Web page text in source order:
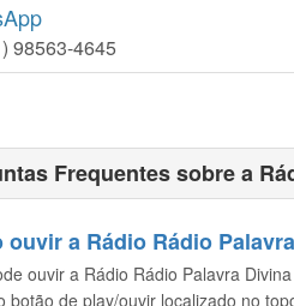
98563-4645
Frequentes sobre a
ouvir a Rádio Rádio
ouvir a Rádio Rádio Palavra
botão de play/ouvir localizado no